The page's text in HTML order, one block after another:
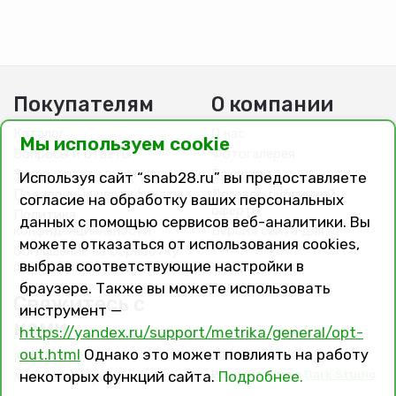
Покупателям
Каталог
Вопросы и ответы
Заказ, оплата, доставка
Подарочные сертификаты
конфиденциальности
Соглашение на обработку
персональных данных
О компании
О нас
Фотогалерея
Вакансии
Договор публичной
оферты
Версия сайта для
слабовидящих
Свяжитесь с
нами
Контакты
Магазины и филиалы
Разработано в
Мы используем cookie
Используя сайт “snab28.ru” вы предоставляете
согласие на обработку ваших персональных
данных с помощью сервисов веб-аналитики. Вы
можете отказаться от использования cookies,
выбрав соответствующие настройки в
браузере. Также вы можете использовать
инструмент —
https://yandex.ru/support/metrika/general/opt-
out.html Однако это может повлиять на работу
некоторых функций сайта. Подробнее.